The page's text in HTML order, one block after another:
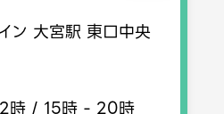
ン 大宮駅 東口中央
時 / 15時 - 20時